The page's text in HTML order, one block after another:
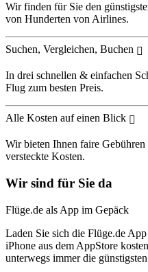
Wir finden für Sie den
von Hunderten von Airlines.
Suchen, Vergleichen, Buchen
In drei schnellen & einfachen
Flug zum besten Preis.
Alle Kosten auf einen Blick
Wir bieten Ihnen faire Gebühren
versteckte Kosten.
Wir sind für Sie da
Flüge.de als App im Gepäck
Laden Sie sich die Flüge.de
iPhone aus dem AppStore
unterwegs immer die